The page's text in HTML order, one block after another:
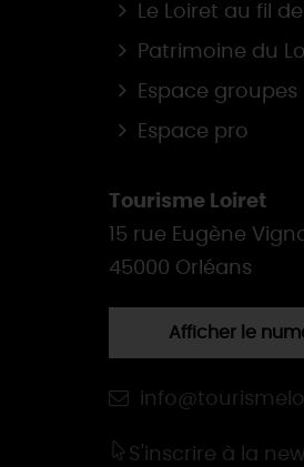
Le Loiret au fil
Patrimoine du
Espace groupes
Espace pro
Tourisme Loiret
15 rue Eugène
45000 Orléans
Afficher le
S'inscrire à la